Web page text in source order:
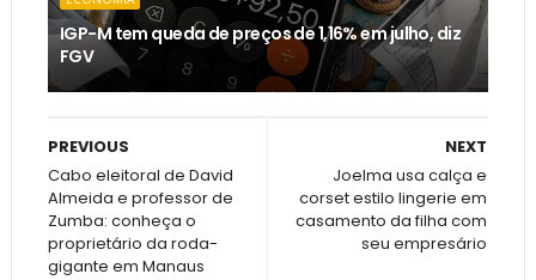
IGP-M tem queda de preços de 1,16% em julho, diz
FGV
NEXT
Joelma usa calça e
corset estilo lingerie em
casamento da filha com
seu empresário
PREVIOUS
Cabo eleitoral de David
Almeida e professor de
Zumba: conheça o
proprietário da roda-
gigante em Manaus